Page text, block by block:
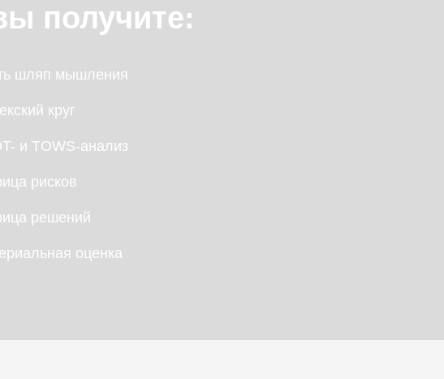
получите:
шляп мышления
круг
и TOWS-анализ
рисков
решений
оценка